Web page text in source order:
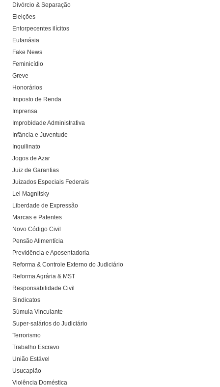
Divórcio & Separação
Eleições
Entorpecentes ilícitos
Eutanásia
Fake News
Feminicídio
Greve
Honorários
Imposto de Renda
Imprensa
Improbidade Administrativa
Infância e Juventude
Inquilinato
Jogos de Azar
Juiz de Garantias
Juizados Especiais Federais
Lei Magnitsky
Liberdade de Expressão
Marcas e Patentes
Novo Código Civil
Pensão Alimentícia
Previdência e Aposentadoria
Reforma & Controle Externo do Judiciário
Reforma Agrária & MST
Responsabilidade Civil
Sindicatos
Súmula Vinculante
Super-salários do Judiciário
Terrorismo
Trabalho Escravo
União Estável
Usucapião
Violência Doméstica